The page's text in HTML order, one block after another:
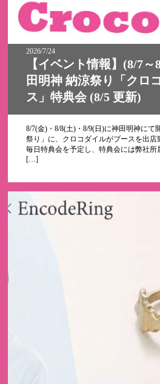
2026/7/24
【イベント情報】(8/7
田明神 納涼祭り「クロ
ス」特典会 (8/5 更新)
8/7(金)・8/8(土)・8/9(日)に神田明神にて
祭り」に、クロコダイルがブースを出店
毎日特典会を予定し、特典会には弊社所
[…]